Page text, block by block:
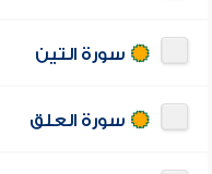
سورة التين
سورة العلق